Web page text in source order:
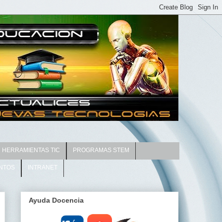
HERRAMIENTAS TIC PROGRAMAS STEM
INTRANET
Ayuda Docencia